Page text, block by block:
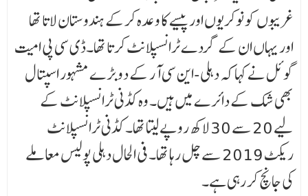
غریبوں کو نوکریوں اور پیسے کا وعدہ کرکے ہندوستان لاتا تھا
اور یہاں ان کے گردے ٹرانسپلانٹ کرتا تھا۔ڈی سی پی امیت
گوئل نے کہا کہ دہلی-این سی آر کے دو بڑے مشہور اسپتال
بھی شک کے دائرے میں ہیں۔ وہ کڈنی ٹرانسپلانٹ کے
لیے 20 سے 30 لاکھ روپے لیتا تھا۔ کڈنی ٹرانسپلانٹ
ریکٹ 2019 سے چل رہا تھا۔ فی الحال دہلی پولیس معاملے
کی جانچ کر رہی ہے۔